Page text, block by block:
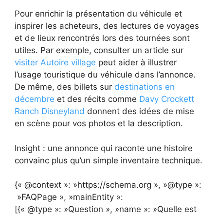
Pour enrichir la présentation du véhicule et
inspirer les acheteurs, des lectures de voyages
et de lieux rencontrés lors des tournées sont
utiles. Par exemple, consulter un article sur
visiter Autoire village peut aider à illustrer
l’usage touristique du véhicule dans l’annonce.
De même, des billets sur destinations en
décembre et des récits comme Davy Crockett
Ranch Disneyland donnent des idées de mise
en scène pour vos photos et la description.
Insight : une annonce qui raconte une histoire
convainc plus qu’un simple inventaire technique.
{« @context »: »https://schema.org », »@type »:
»FAQPage », »mainEntity »:
[{« @type »: »Question », »name »: »Quelle est